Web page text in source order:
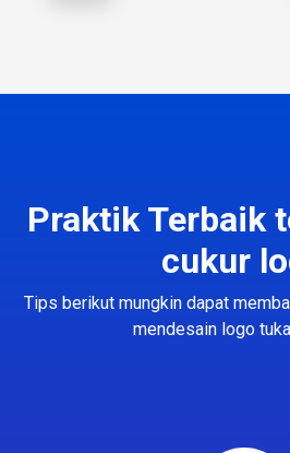
Praktik Terbaik
cukur
Tips berikut mungkin dapat
mendesain logo